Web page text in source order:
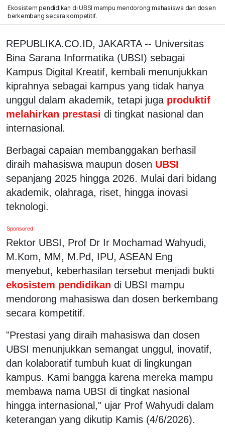
Ekosistem pendidikan di UBSI mampu mendorong mahasiswa dan dosen
berkembang secara kompetitif.
REPUBLIKA.CO.ID, JAKARTA -- Universitas
Bina Sarana Informatika (UBSI) sebagai
Kampus Digital Kreatif, kembali menunjukkan
kiprahnya sebagai kampus yang tidak hanya
unggul dalam akademik, tetapi juga produktif
melahirkan prestasi di tingkat nasional dan
internasional.
Berbagai capaian membanggakan berhasil
diraih mahasiswa maupun dosen UBSI
sepanjang 2025 hingga 2026. Mulai dari bidang
akademik, olahraga, riset, hingga inovasi
teknologi.
Sponsored
Rektor UBSI, Prof Dr Ir Mochamad Wahyudi,
M.Kom, MM, M.Pd, IPU, ASEAN Eng
menyebut, keberhasilan tersebut menjadi bukti
ekosistem pendidikan di UBSI mampu
mendorong mahasiswa dan dosen berkembang
secara kompetitif.
"Prestasi yang diraih mahasiswa dan dosen
UBSI menunjukkan semangat unggul, inovatif,
dan kolaboratif tumbuh kuat di lingkungan
kampus. Kami bangga karena mereka mampu
membawa nama UBSI di tingkat nasional
hingga internasional," ujar Prof Wahyudi dalam
keterangan yang dikutip Kamis (4/6/2026).